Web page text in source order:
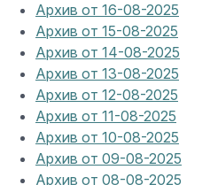
Архив от 16-08-2025
Архив от 15-08-2025
Архив от 14-08-2025
Архив от 13-08-2025
Архив от 12-08-2025
Архив от 11-08-2025
Архив от 10-08-2025
Архив от 09-08-2025
Архив от 08-08-2025